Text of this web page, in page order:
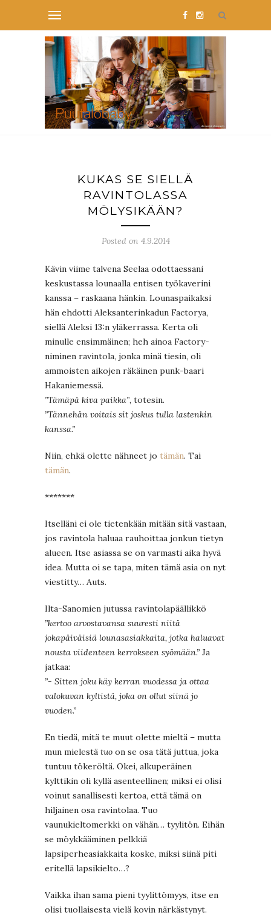
KUKAS SE SIELLÄ
RAVINTOLASSA
MÖLYSIKÄÄN?
Posted on 4.9.2014
Kävin viime talvena Seelaa odottaessani
keskustassa lounaalla entisen työkaverini
kanssa – raskaana hänkin. Lounaspaikaksi
hän ehdotti Aleksanterinkadun Factorya,
siellä Aleksi 13:n yläkerrassa. Kerta oli
minulle ensimmäinen; heh ainoa Factory-
niminen ravintola, jonka minä tiesin, oli
ammoisten aikojen räkäinen punk-baari
Hakaniemessä.
”Tämäpä kiva paikka”, totesin.
”Tännehän voitais sit joskus tulla lastenkin
kanssa.”
Niin, ehkä olette nähneet jo tämän. Tai
tämän.
*******
Itselläni ei ole tietenkään mitään sitä vastaan,
jos ravintola haluaa rauhoittaa jonkun tietyn
alueen. Itse asiassa se on varmasti aika hyvä
idea. Mutta oi se tapa, miten tämä asia on nyt
viestitty… Auts.
Ilta-Sanomien jutussa ravintolapäällikkö
”kertoo arvostavansa suuresti niitä
jokapäiväisiä lounasasiakkaita, jotka haluavat
nousta viidenteen kerrokseen syömään.” Ja
jatkaa:
”- Sitten joku käy kerran vuodessa ja ottaa
valokuvan kyltistä, joka on ollut siinä jo
vuoden.”
En tiedä, mitä te muut olette mieltä – mutta
mun mielestä tuo on se osa tätä juttua, joka
tuntuu tökeröltä. Okei, alkuperäinen
kylttikin oli kyllä asenteellinen; miksi ei olisi
voinut sanallisesti kertoa, että tämä on
hiljainen osa ravintolaa. Tuo
vaunukieltomerkki on vähän… tyylitön. Eihän
se möykkääminen pelkkiä
lapsiperheasiakkaita koske, miksi siinä piti
eritellä lapsikielto…?
Vaikka ihan sama pieni tyylittömyys, itse en
olisi tuollaisesta vielä kovin närkästynyt.